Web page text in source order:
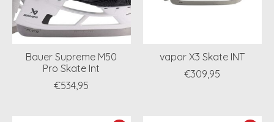
Bauer Supreme M50
Pro Skate Int
€534,95
vapor X3 Skate INT
€309,95